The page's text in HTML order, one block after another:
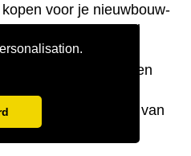
voor je nieuwbouw-
hebben een aantal
van de
je nodig hebt en
bij de aanschaf van